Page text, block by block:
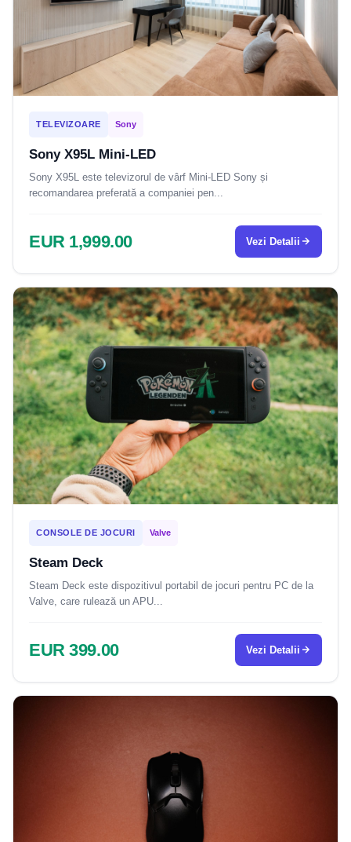
TELEVIZOARE Sony
Sony X95L Mini-LED
Sony X95L este televizorul de vârf Mini-LED Sony și
recomandarea preferată a companiei pen...
EUR 1,999.00 Vezi Detalii
CONSOLE DE JOCURI Valve
Steam Deck
Steam Deck este dispozitivul portabil de jocuri pentru PC de la
Valve, care rulează un APU...
EUR 399.00 Vezi Detalii